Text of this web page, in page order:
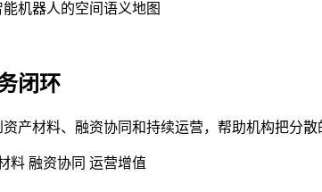
闭环
产材料、融资协同和持续运营，帮助机构把分
料 融资协同 运营增值